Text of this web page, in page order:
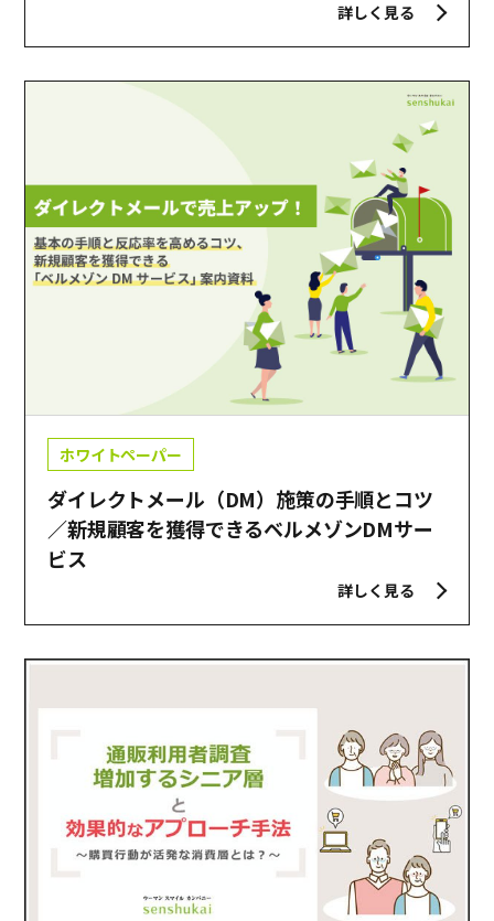
詳しく見る
ホワイトペーパー
ダイレクトメール（DM）施策の手順とコツ
／新規顧客を獲得できるベルメゾンDMサー
ビス
詳しく見る